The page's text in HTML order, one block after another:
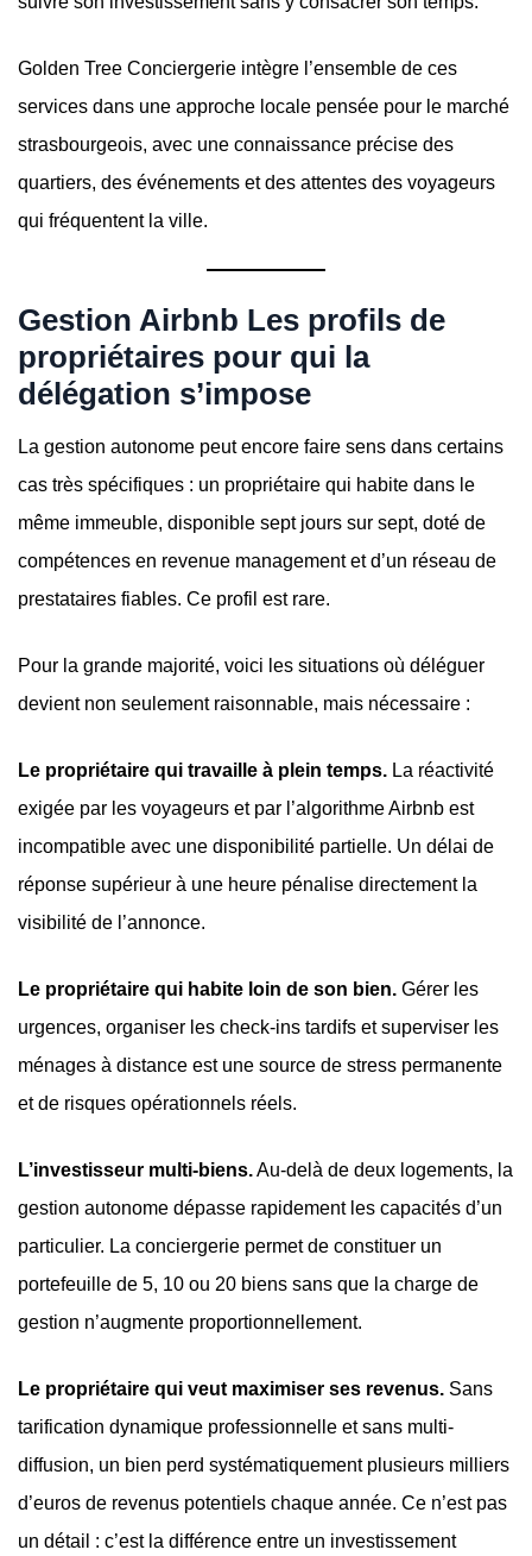
Golden Tree Conciergerie intègre l’ensemble de ces
services dans une approche locale pensée pour le marché
strasbourgeois, avec une connaissance précise des
quartiers, des événements et des attentes des voyageurs
qui fréquentent la ville.
Gestion Airbnb Les profils de
propriétaires pour qui la
délégation s’impose
La gestion autonome peut encore faire sens dans certains
cas très spécifiques : un propriétaire qui habite dans le
même immeuble, disponible sept jours sur sept, doté de
compétences en revenue management et d’un réseau de
prestataires fiables. Ce profil est rare.
Pour la grande majorité, voici les situations où déléguer
devient non seulement raisonnable, mais nécessaire :
Le propriétaire qui travaille à plein temps. La réactivité
exigée par les voyageurs et par l’algorithme Airbnb est
incompatible avec une disponibilité partielle. Un délai de
réponse supérieur à une heure pénalise directement la
visibilité de l’annonce.
Le propriétaire qui habite loin de son bien. Gérer les
urgences, organiser les check-ins tardifs et superviser les
ménages à distance est une source de stress permanente
et de risques opérationnels réels.
L’investisseur multi-biens.Au-delà de deux logements, la
gestion autonome dépasse rapidement les capacités d’un
particulier. La conciergerie permet de constituer un
portefeuille de 5, 10 ou 20 biens sans que la charge de
gestion n’augmente proportionnellement.
Le propriétaire qui veut maximiser ses revenus. Sans
tarification dynamique professionnelle et sans multi-
diffusion, un bien perd systématiquement plusieurs milliers
d’euros de revenus potentiels chaque année. Ce n’est pas
un détail : c’est la différence entre un investissement